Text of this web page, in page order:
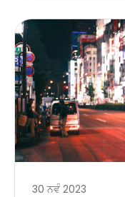
30 ਨਵੰ 2023